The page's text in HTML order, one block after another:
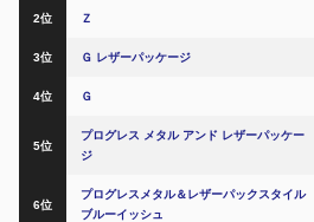
2位 Ｚ
3位 Ｇ レザーパッケージ
4位 Ｇ
5位
プログレス メタル アンド レザーパッケー
ジ
6位
プログレスメタル＆レザーパックスタイル
ブルーイッシュ